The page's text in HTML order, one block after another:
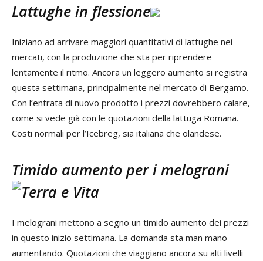
Lattughe in flessione
Iniziano ad arrivare maggiori quantitativi di lattughe nei
mercati, con la produzione che sta per riprendere
lentamente il ritmo. Ancora un leggero aumento si registra
questa settimana, principalmente nel mercato di Bergamo.
Con l’entrata di nuovo prodotto i prezzi dovrebbero calare,
come si vede già con le quotazioni della lattuga Romana.
Costi normali per l’Icebreg, sia italiana che olandese.
Timido aumento per i melograni
I melograni mettono a segno un timido aumento dei prezzi
in questo inizio settimana. La domanda sta man mano
aumentando. Quotazioni che viaggiano ancora su alti livelli